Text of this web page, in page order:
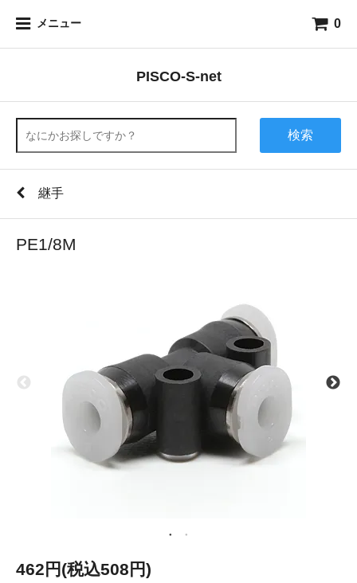
メニュー 0
PISCO-S-net
検索
継手
PE1/8M
462円(税込508円)